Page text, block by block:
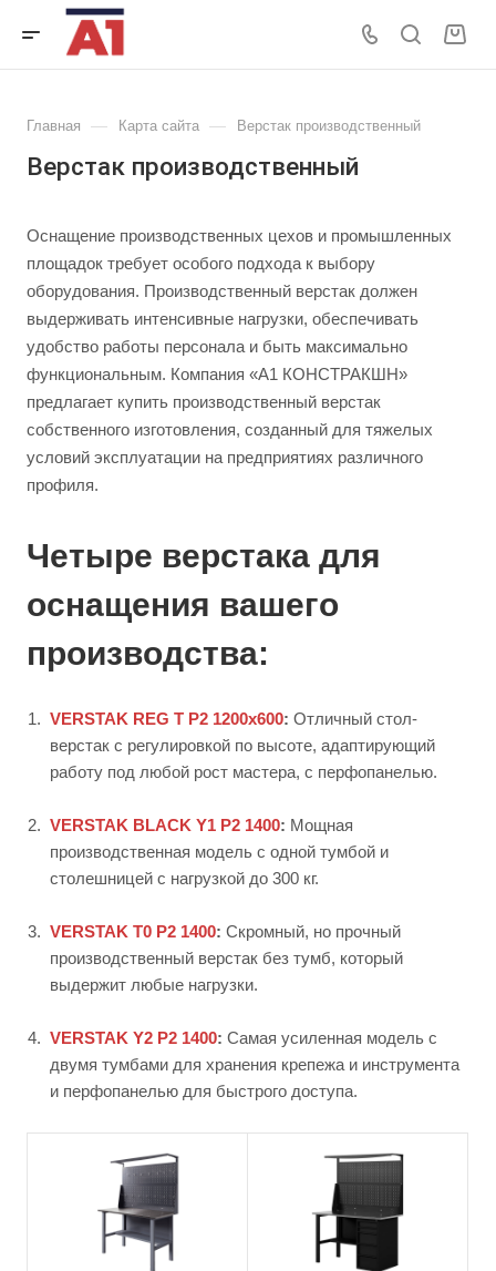
Главная — Карта сайта — Верстак производственный
Верстак производственный
Оснащение производственных цехов и промышленных
площадок требует особого подхода к выбору
оборудования. Производственный верстак должен
выдерживать интенсивные нагрузки, обеспечивать
удобство работы персонала и быть максимально
функциональным. Компания «А1 КОНСТРАКШН»
предлагает купить производственный верстак
собственного изготовления, созданный для тяжелых
условий эксплуатации на предприятиях различного
профиля.
Четыре верстака для
оснащения вашего
производства:
VERSTAK REG T P2 1200х600: Отличный стол-
верстак с регулировкой по высоте, адаптирующий
работу под любой рост мастера, с перфопанелью.
VERSTAK BLACK Y1 Р2 1400: Мощная
производственная модель с одной тумбой и
столешницей с нагрузкой до 300 кг.
VERSTAK Т0 P2 1400: Скромный, но прочный
производственный верстак без тумб, который
выдержит любые нагрузки.
VERSTAK Y2 Р2 1400: Самая усиленная модель с
двумя тумбами для хранения крепежа и инструмента
и перфопанелью для быстрого доступа.